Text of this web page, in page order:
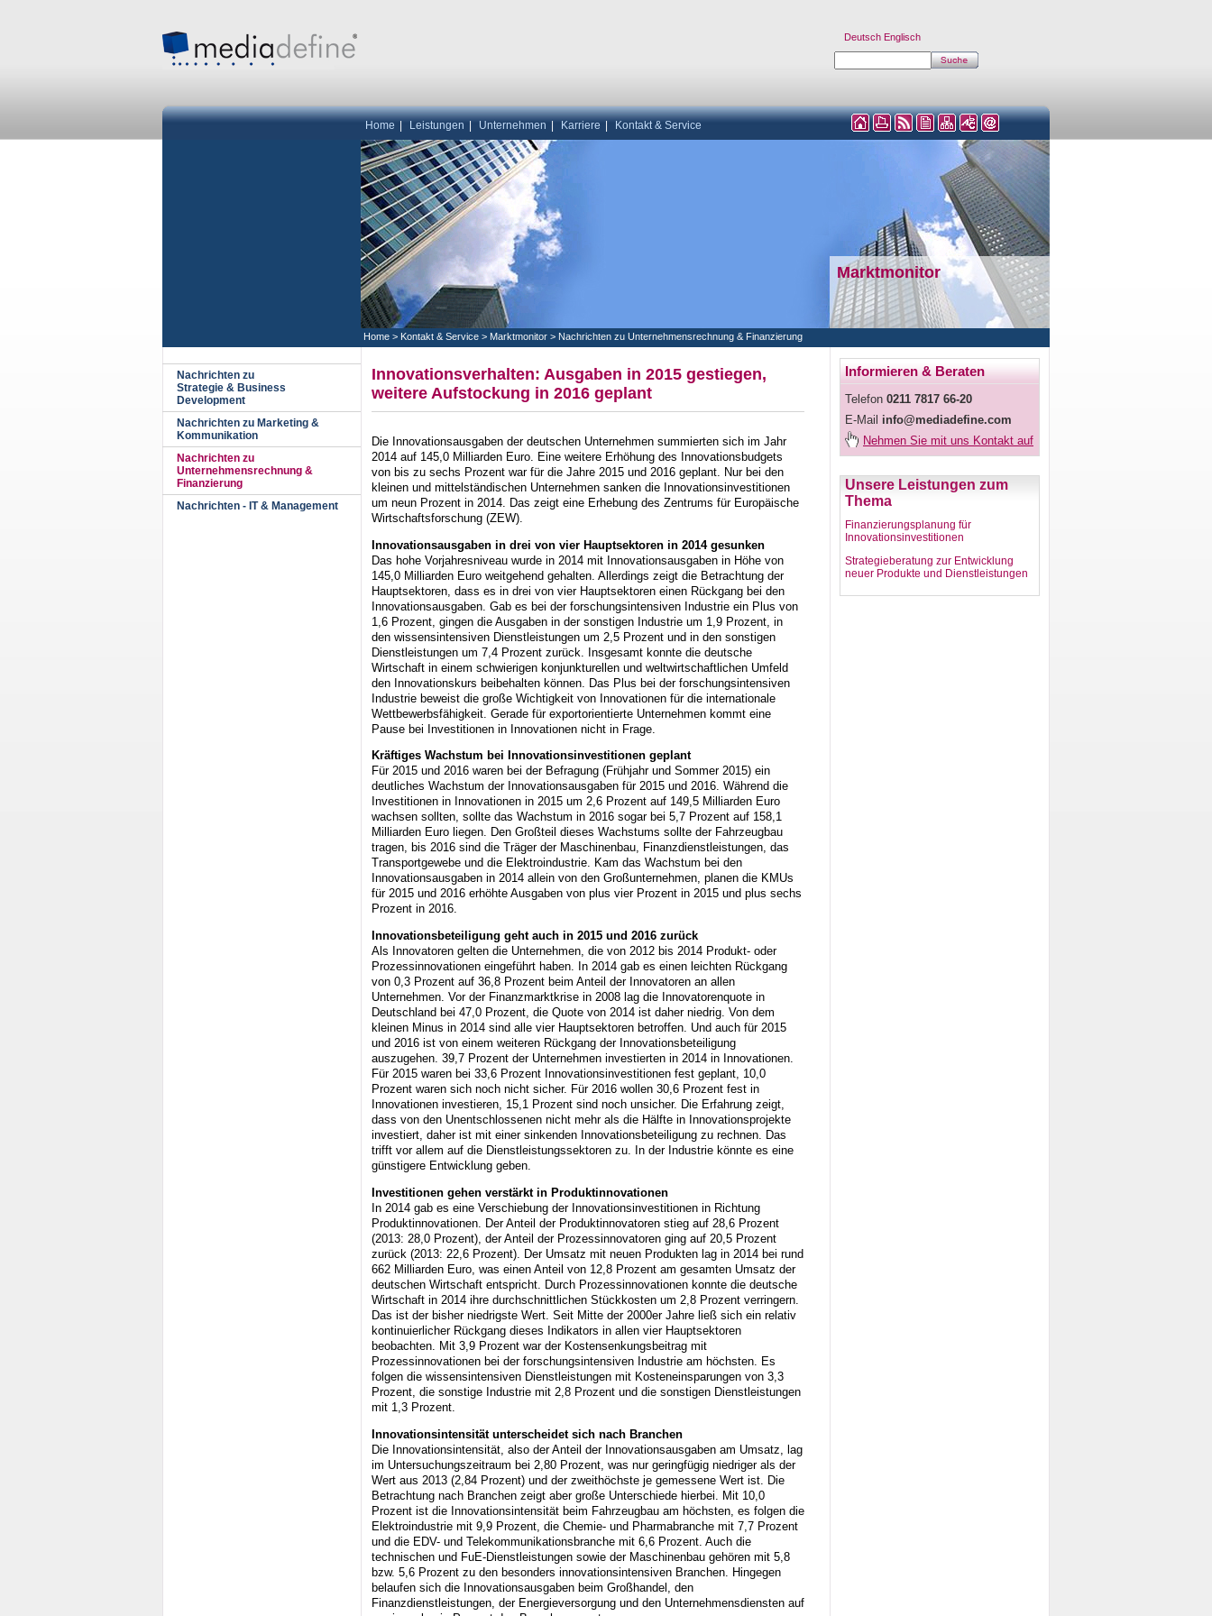
Home Leistungen Unternehmen Karriere Kontakt & Service
Deutsch Englisch
Home > Kontakt & Service > Marktmonitor > Nachrichten zu Unternehmensrechnung & Finanzierung
Nachrichten zu
Strategie & Business
Development
Nachrichten zu Marketing &
Kommunikation
Nachrichten zu
Unternehmensrechnung &
Finanzierung
Nachrichten - IT & Management
Marktmonitor
Unsere Leistungen zum
Thema
Finanzierungsplanung für
Innovationsinvestitionen
Strategieberatung zur Entwicklung
neuer Produkte und Dienstleistungen
Innovationsverhalten: Ausgaben in 2015 gestiegen,
weitere Aufstockung in 2016 geplant
Die Innovationsausgaben der deutschen Unternehmen summierten sich im Jahr
2014 auf 145,0 Milliarden Euro. Eine weitere Erhöhung des Innovationsbudgets
von bis zu sechs Prozent war für die Jahre 2015 und 2016 geplant. Nur bei den
kleinen und mittelständischen Unternehmen sanken die Innovationsinvestitionen
um neun Prozent in 2014. Das zeigt eine Erhebung des Zentrums für Europäische
Wirtschaftsforschung (ZEW).
Innovationsausgaben in drei von vier Hauptsektoren in 2014 gesunken
Das hohe Vorjahresniveau wurde in 2014 mit Innovationsausgaben in Höhe von
145,0 Milliarden Euro weitgehend gehalten. Allerdings zeigt die Betrachtung der
Hauptsektoren, dass es in drei von vier Hauptsektoren einen Rückgang bei den
Innovationsausgaben. Gab es bei der forschungsintensiven Industrie ein Plus von
1,6 Prozent, gingen die Ausgaben in der sonstigen Industrie um 1,9 Prozent, in
den wissensintensiven Dienstleistungen um 2,5 Prozent und in den sonstigen
Dienstleistungen um 7,4 Prozent zurück. Insgesamt konnte die deutsche
Wirtschaft in einem schwierigen konjunkturellen und weltwirtschaftlichen Umfeld
den Innovationskurs beibehalten können. Das Plus bei der forschungsintensiven
Industrie beweist die große Wichtigkeit von Innovationen für die internationale
Wettbewerbsfähigkeit. Gerade für exportorientierte Unternehmen kommt eine
Pause bei Investitionen in Innovationen nicht in Frage.
Kräftiges Wachstum bei Innovationsinvestitionen geplant
Für 2015 und 2016 waren bei der Befragung (Frühjahr und Sommer 2015) ein
deutliches Wachstum der Innovationsausgaben für 2015 und 2016. Während die
Investitionen in Innovationen in 2015 um 2,6 Prozent auf 149,5 Milliarden Euro
wachsen sollten, sollte das Wachstum in 2016 sogar bei 5,7 Prozent auf 158,1
Milliarden Euro liegen. Den Großteil dieses Wachstums sollte der Fahrzeugbau
tragen, bis 2016 sind die Träger der Maschinenbau, Finanzdienstleistungen, das
Transportgewebe und die Elektroindustrie. Kam das Wachstum bei den
Innovationsausgaben in 2014 allein von den Großunternehmen, planen die KMUs
für 2015 und 2016 erhöhte Ausgaben von plus vier Prozent in 2015 und plus sechs
Prozent in 2016.
Innovationsbeteiligung geht auch in 2015 und 2016 zurück
Als Innovatoren gelten die Unternehmen, die von 2012 bis 2014 Produkt- oder
Prozessinnovationen eingeführt haben. In 2014 gab es einen leichten Rückgang
von 0,3 Prozent auf 36,8 Prozent beim Anteil der Innovatoren an allen
Unternehmen. Vor der Finanzmarktkrise in 2008 lag die Innovatorenquote in
Deutschland bei 47,0 Prozent, die Quote von 2014 ist daher niedrig. Von dem
kleinen Minus in 2014 sind alle vier Hauptsektoren betroffen. Und auch für 2015
und 2016 ist von einem weiteren Rückgang der Innovationsbeteiligung
auszugehen. 39,7 Prozent der Unternehmen investierten in 2014 in Innovationen.
Für 2015 waren bei 33,6 Prozent Innovationsinvestitionen fest geplant, 10,0
Prozent waren sich noch nicht sicher. Für 2016 wollen 30,6 Prozent fest in
Innovationen investieren, 15,1 Prozent sind noch unsicher. Die Erfahrung zeigt,
dass von den Unentschlossenen nicht mehr als die Hälfte in Innovationsprojekte
investiert, daher ist mit einer sinkenden Innovationsbeteiligung zu rechnen. Das
trifft vor allem auf die Dienstleistungssektoren zu. In der Industrie könnte es eine
günstigere Entwicklung geben.
Investitionen gehen verstärkt in Produktinnovationen
In 2014 gab es eine Verschiebung der Innovationsinvestitionen in Richtung
Produktinnovationen. Der Anteil der Produktinnovatoren stieg auf 28,6 Prozent
(2013: 28,0 Prozent), der Anteil der Prozessinnovatoren ging auf 20,5 Prozent
zurück (2013: 22,6 Prozent). Der Umsatz mit neuen Produkten lag in 2014 bei rund
662 Milliarden Euro, was einen Anteil von 12,8 Prozent am gesamten Umsatz der
deutschen Wirtschaft entspricht. Durch Prozessinnovationen konnte die deutsche
Wirtschaft in 2014 ihre durchschnittlichen Stückkosten um 2,8 Prozent verringern.
Das ist der bisher niedrigste Wert. Seit Mitte der 2000er Jahre ließ sich ein relativ
kontinuierlicher Rückgang dieses Indikators in allen vier Hauptsektoren
beobachten. Mit 3,9 Prozent war der Kostensenkungsbeitrag mit
Prozessinnovationen bei der forschungsintensiven Industrie am höchsten. Es
folgen die wissensintensiven Dienstleistungen mit Kosteneinsparungen von 3,3
Prozent, die sonstige Industrie mit 2,8 Prozent und die sonstigen Dienstleistungen
mit 1,3 Prozent.
Innovationsintensität unterscheidet sich nach Branchen
Die Innovationsintensität, also der Anteil der Innovationsausgaben am Umsatz, lag
im Untersuchungszeitraum bei 2,80 Prozent, was nur geringfügig niedriger als der
Wert aus 2013 (2,84 Prozent) und der zweithöchste je gemessene Wert ist. Die
Betrachtung nach Branchen zeigt aber große Unterschiede hierbei. Mit 10,0
Prozent ist die Innovationsintensität beim Fahrzeugbau am höchsten, es folgen die
Elektroindustrie mit 9,9 Prozent, die Chemie- und Pharmabranche mit 7,7 Prozent
und die EDV- und Telekommunikationsbranche mit 6,6 Prozent. Auch die
technischen und FuE-Dienstleistungen sowie der Maschinenbau gehören mit 5,8
bzw. 5,6 Prozent zu den besonders innovationsintensiven Branchen. Hingegen
belaufen sich die Innovationsausgaben beim Großhandel, den
Finanzdienstleistungen, der Energieversorgung und den Unternehmensdiensten auf
Informieren & Beraten
Telefon 0211 7817 66-20
E-Mail info@mediadefine.com
Nehmen Sie mit uns Kontakt auf